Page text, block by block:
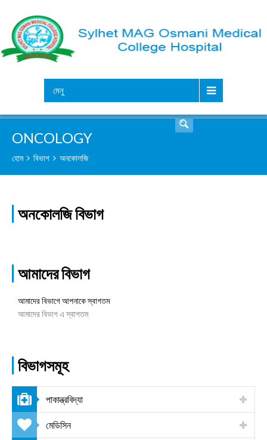
মেনু
ONCOLOGY
হোম বিভাগ অনকোলজি
অনকোলজি বিভাগ
আমাদের বিভাগ
আমাদের বিভাগে আপনাকে স্বাগতম
আমাদের বিভাগ এ স্বাগতম
বিভাগসমূহ
পাকান্ত্রবিদ্যা
মেডিসিন